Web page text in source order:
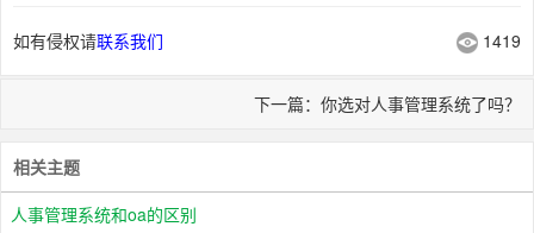
如有侵权请联系我们 1419
下一篇：你选对人事管理系统了吗？
相关主题
人事管理系统和oa的区别